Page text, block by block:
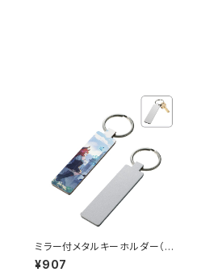
ミラー付メタルキーホルダー（ス
¥907